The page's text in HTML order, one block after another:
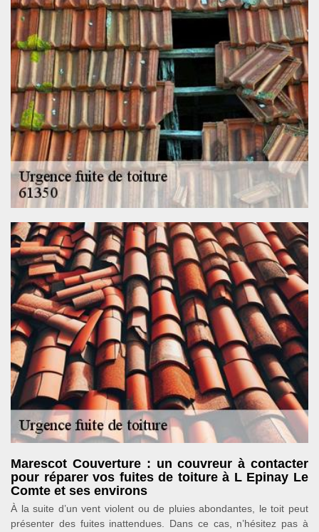
Marescot Couverture : un couvreur à contacter
pour réparer vos fuites de toiture à L Epinay Le
Comte et ses environs
À la suite d’un vent violent ou de pluies abondantes, le toit peut
présenter des fuites inattendues. Dans ce cas, n’hésitez pas à